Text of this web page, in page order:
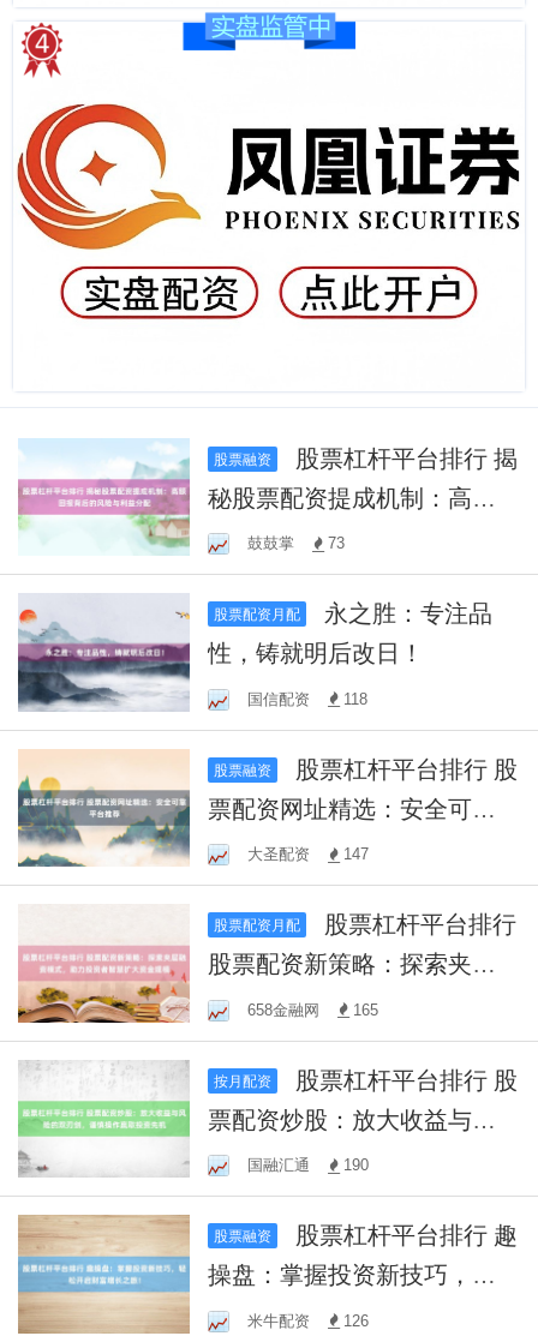
股票融资
秘股票配资提成机制：高额
回报背后的风险与利益分配
鼓鼓掌 73
股票配资月配
性，铸就明后改日！
国信配资 118
股票融资
票配资网址精选：安全可靠
平台推荐
大圣配资 147
股票配资月配
股票配资新策略：探索夹层
融资模式，助力投资者智慧
扩大资金规模
658金融网 165
按月配资
票配资炒股：放大收益与风
险的双刃剑，谨慎操作赢取
投资先机
国融汇通 190
股票融资
操盘：掌握投资新技巧，轻
松开启财富增长之旅！
米牛配资 126